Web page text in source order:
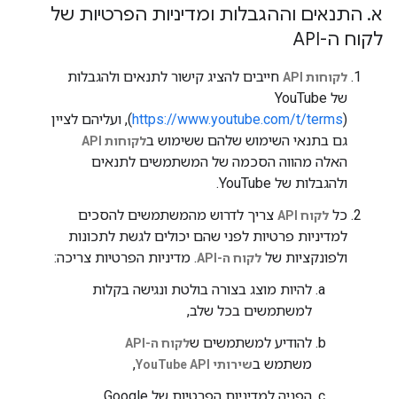
א. התנאים וההגבלות ומדיניות הפרטיות של
לקוח ה-API
לקוחות API
חייבים להציג קישור לתנאים ולהגבלות
(
https://www.youtube.com/t/terms), ועליהם לציין
גם בתנאי השימוש שלהם ששימוש בלקוחות API
האלה מהווה הסכמה של המשתמשים לתנאים
ולהגבלות של YouTube.
כל לקוח API
צריך לדרוש מהמשתמשים להסכים
למדיניות פרטיות לפני שהם יכולים לגשת לתכונות
ולפונקציות של לקוח ה-API
. מדיניות הפרטיות צריכה:
להיות מוצג בצורה בולטת ונגישה בקלות
למשתמשים בכל שלב,
להודיע למשתמשים שלקוח ה-API
משתמש בשירותי YouTube API
,